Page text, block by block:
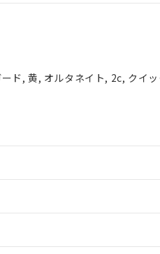
ド, 黄, オルタネイト, 2c, クイ